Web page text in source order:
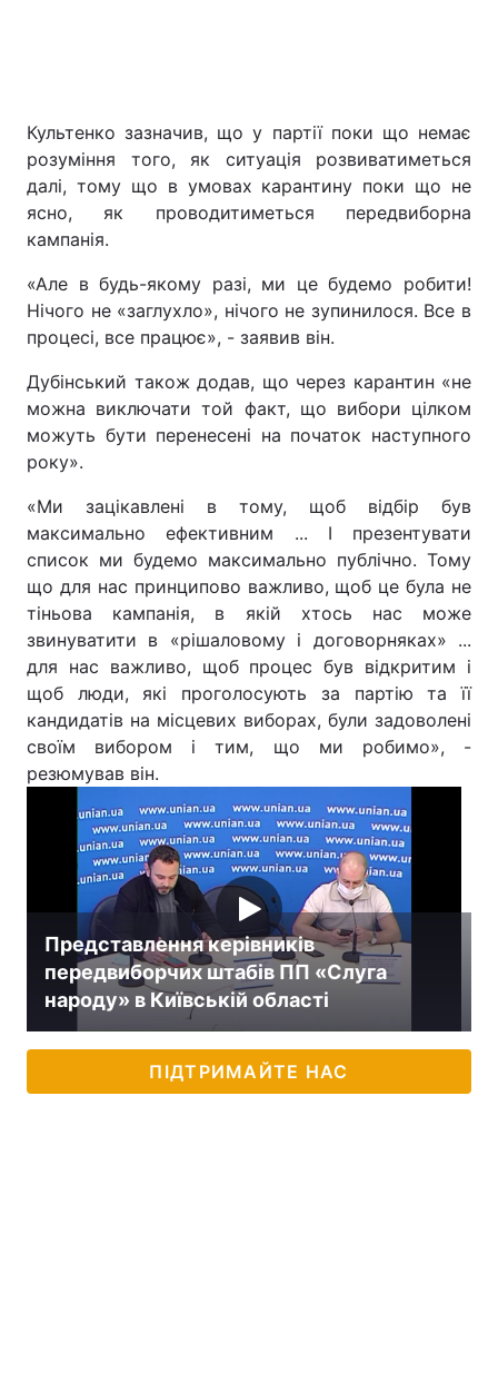
Культенко зазначив, що у партії поки що немає
розуміння того, як ситуація розвиватиметься
далі, тому що в умовах карантину поки що не
ясно, як проводитиметься передвиборна
кампанія.
«Але в будь-якому разі, ми це будемо робити!
Нічого не «заглухло», нічого не зупинилося. Все в
процесі, все працює», - заявив він.
Дубінський також додав, що через карантин «не
можна виключати той факт, що вибори цілком
можуть бути перенесені на початок наступного
року».
«Ми зацікавлені в тому, щоб відбір був
максимально ефективним ... І презентувати
список ми будемо максимально публічно. Тому
що для нас принципово важливо, щоб це була не
тіньова кампанія, в якій хтось нас може
звинуватити в «рішаловому і договорняках» ...
для нас важливо, щоб процес був відкритим і
щоб люди, які проголосують за партію та її
кандидатів на місцевих виборах, були задоволені
своїм вибором і тим, що ми робимо», -
резюмував він.
Представлення керівників
передвиборчих штабів ПП «Слуга
народу» в Київській області
ПІДТРИМАЙТЕ НАС